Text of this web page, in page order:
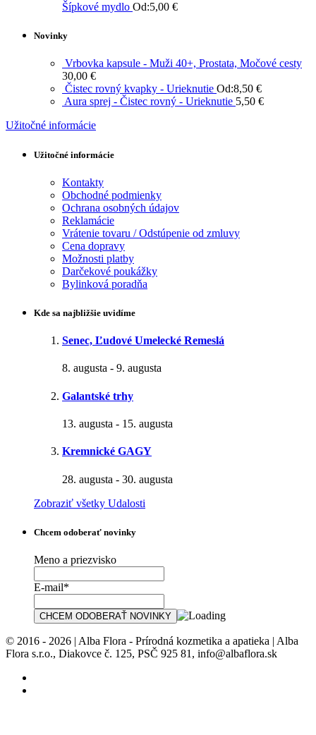
Šípkové mydlo Od:5,00 €
Novinky
Vrbovka kapsule - Muži 40+, Prostata, Močové cesty
30,00 €
Čistec rovný kvapky - Urieknutie Od:8,50 €
Aura sprej - Čistec rovný - Urieknutie 5,50 €
Užitočné informácie
Užitočné informácie
Kontakty
Obchodné podmienky
Ochrana osobných údajov
Reklamácie
Vrátenie tovaru / Odstúpenie od zmluvy
Cena dopravy
Možnosti platby
Darčekové poukážky
Bylinková poradňa
Kde sa najbližšie uvidíme
Senec, Ľudové Umelecké Remeslá
8. augusta - 9. augusta
Galantské trhy
13. augusta - 15. augusta
Kremnické GAGY
28. augusta - 30. augusta
Zobraziť všetky Udalosti
Chcem odoberať novinky
Meno a priezvisko
E-mail*
© 2016 - 2026 | Alba Flora - Prírodná kozmetika a apatieka | Alba
Flora s.r.o., Diakovce č. 125, PSČ 925 81, info@albaflora.sk